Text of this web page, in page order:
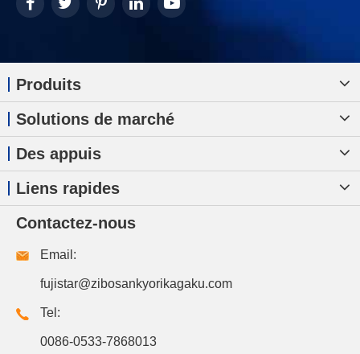
Produits
Solutions de marché
Des appuis
Liens rapides
Contactez-nous
Email:
fujistar@zibosankyorikagaku.com
Tel:
0086-0533-7868013